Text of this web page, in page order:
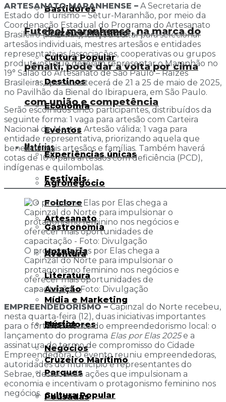
Bastidores
Cruzeiro Marítimo
Cultura Popular
Destinos
Economia
Eventos
Experiências únicas
Festivais
Folclore
Gastronomia
Hotelaria
Literatura
Mídia e Marketing
Música
Negócios
Parques
Pousadas
Futebol maranhense, na marca do
pênalti, pode dar a volta por cima
com união e competência
Matérias
Agronegócio
Artesanato
Aventura
Aviação
Bastidores
Cruzeiro Marítimo
Cultura Popular
ARTESANATO MARANHENSE – A Secretaria de
Estado do Turismo – Setur-Maranhão, por meio da
Coordenação Estadual do Programa do Artesanato
Brasileiro (PAB-MA), lançou edital para selecionar
artesãos individuais, mestres artesãos e entidades
representativas (associações, cooperativas ou grupos
produtivos) que desejam representar o Maranhão no
19° Salão do Artesanato de São Paulo – Raízes
Brasileiras, que acontecerá de 21 a 25 de maio de 2025,
no Pavilhão da Bienal do Ibirapuera, em São Paulo.
Serão escolhidos cinco participantes, distribuídos da
seguinte forma: 1 vaga para artesão com Carteira
Nacional de Mestre Artesão válida; 1 vaga para
entidade representativa, priorizando aquela que
beneficia mais artesãos e famílias. Também haverá
cotas de 10% para artesãos com deficiência (PCD),
indígenas e quilombolas.
O programa Elas por Elas chega a
Capinzal do Norte para impulsionar o
protagonismo feminino nos negócios e
oferecer mais oportunidades de
capacitação – Foto: Divulgação
EMPREENDEDORISMO –Capinzal do Norte recebeu,
nesta quarta-feira (12), duas iniciativas importantes
para o fortalecimento do empreendedorismo local: o
lançamento do programa Elas por Elas 2025e a
assinatura do termo de compromisso do Cidade
Empreendedora. O evento reuniu empreendedoras,
autoridades do município e representantes do
Sebrae, destacando ações que impulsionam a
economia e incentivam o protagonismo feminino nos
negócios.